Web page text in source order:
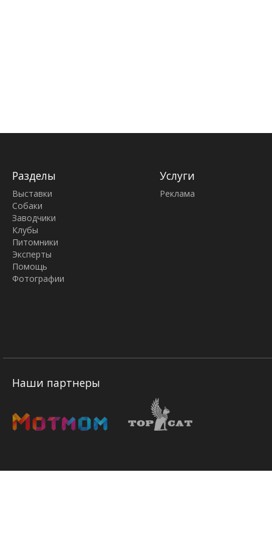
Разделы
Выставки
Собаки
Заводчики
Клубы
Питомники
Эксперты
Помощь
Фотографии
Услуги
Реклама
Наши партнеры